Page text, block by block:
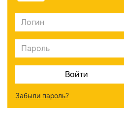
Забыли пароль?